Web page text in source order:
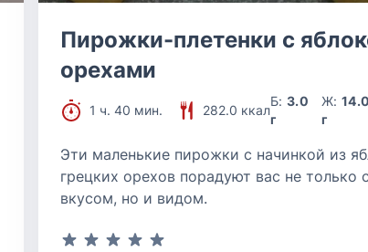
Пирожки-плетенки с
орехами
1 ч. 40 мин. 282.0 ккал
Б:3.0
г
Ж:14.0
г
Эти маленькие пирожки с начинкой из
грецких орехов порадуют вас не только
вкусом, но и видом.